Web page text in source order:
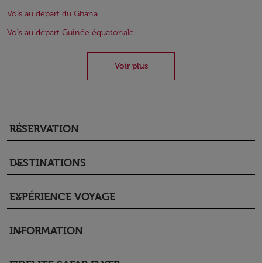
Vols au départ du Ghana
Vols au départ Guinée équatoriale
Voir plus
RÉSERVATION
keyboard_arrow_down
DESTINATIONS
keyboard_arrow_down
EXPÉRIENCE VOYAGE
keyboard_arrow_down
INFORMATION
keyboard_arrow_down